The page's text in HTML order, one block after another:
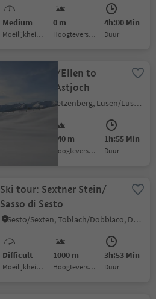
Medium
Moeilijkheidsgraad
0 m
Hoogteverschil
4h:00 Min
Duur
Ski Tour Elle/Ellen to
Cima Laste/Astjoch
Monghezzo/Getzenberg, Lüsen/Luson, Dolomites Region Lüsen Villnöss
640 m
Hoogteverschil
1h:55 Min
Duur
Ski tour: Sextner Stein/
Sasso di Sesto
Sesto/Sexten, Toblach/Dobbiaco, Dolomites Region 3 Zinnen
Difficult
Moeilijkheidsgraad
1000 m
Hoogteverschil
3h:53 Min
Duur